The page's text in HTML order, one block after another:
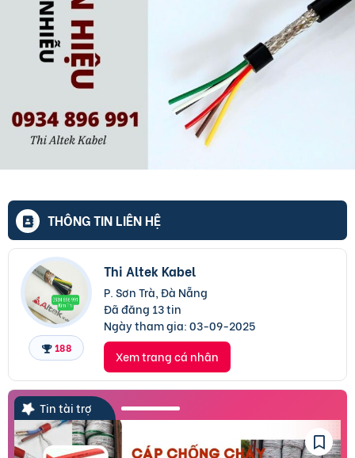
THÔNG TIN LIÊN HỆ
188
Thi Altek Kabel
P. Sơn Trà, Đà Nẵng
Đã đăng 13 tin
Ngày tham gia:03-09-2025
Xem trang cá nhân
Tin tài trợ